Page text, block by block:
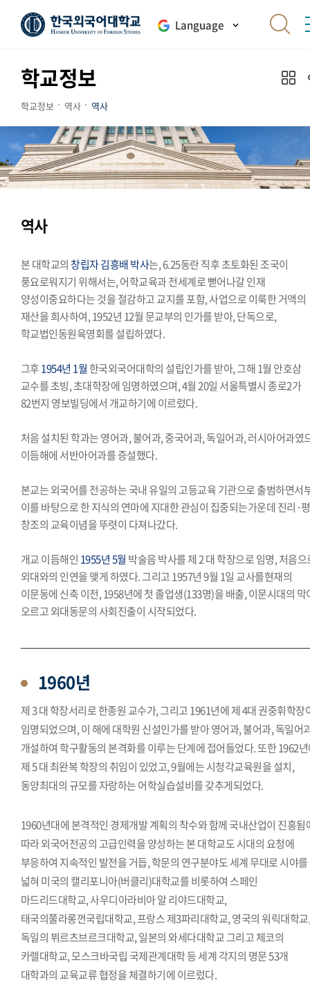
Language
학교정보
학교정보 역사 역사
역사
본 대학교의 창립자 김흥배 박사는, 6.25동란 직후 초토화된 조국이
풍요로워지기 위해서는, 어학교육과 전세계로 뻗어나갈 인재
양성이중요하다는 것을 절감하고 교지를 포함, 사업으로 이룩한 거액의
재산을 희사하여, 1952년 12월 문교부의 인가를 받아, 단독으로,
학교법인동원육영회를 설립하였다.
그후1954년 1월 한국외국어대학의 설립인가를 받아, 그해 1월 안호삼
교수를 초빙, 초대학장에 임명하였으며, 4월 20일 서울특별시 종로2가
82번지 영보빌딩에서 개교하기에 이르렀다.
처음 설치된 학과는 영어과, 불어과, 중국어과, 독일어과, 러시아어과였
이듬해에 서반아어과를 증설했다.
본교는 외국어를 전공하는 국내 유일의 고등교육 기관으로 출범하면서
이를 바탕으로 한 지식의 연마에 지대한 관심이 집중되는가운데 진리·
창조의 교육이념을 뚜렷이 다져나갔다.
개교 이듬해인 1955년 5월 박술음 박사를 제 2 대 학장으로 임명, 처음으
외대와의 인연을 맺게 하였다. 그리고 1957년 9월 1일 교사를현재의
이문동에 신축 이전, 1958년에 첫 졸업생(133명)을 배출, 이문시대의 막
오르고 외대동문의 사회진출이 시작되었다.
1960년
제 3 대 학장서리로 한종원 교수가, 그리고 1961년에 제 4대 권중휘학장
임명되었으며, 이 해에 대학원 신설인가를 받아 영어과, 불어과, 독일어
개설하여 학구활동의 본격화를 이루는 단계에 접어들었다. 또한 1962
제 5 대 최완복 학장의 취임이 있었고, 9월에는 시청각교육원을 설치,
동양최대의 규모를 자랑하는 어학실습설비를 갖추게되었다.
1960년대에 본격적인 경제개발 계획의 착수와 함께 국내산업이 진흥됨
따라 외국어전공의 고급인력을 양성하는 본 대학교도 시대의 요청에
부응하여 지속적인 발전을 거듭, 학문의 연구분야도 세계 무대로 시야를
넓혀 미국의 캘리포니아(버클리)대학교를 비롯하여 스페인
마드리드대학교, 사우디아라비아 알 리야드대학교,
태국의쭐라롱껀국립대학교, 프랑스 제3파리대학교, 영국의 워릭대학
독일의 뷔르츠브르크대학교, 일본의 와세다대학교 그리고 체코의
카렐대학교, 모스크바국립 국제관계대학 등 세계 각지의 명문 53개
대학과의 교육교류 협정을 체결하기에 이르렀다.